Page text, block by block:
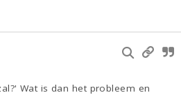
Wat is dan het probleem en